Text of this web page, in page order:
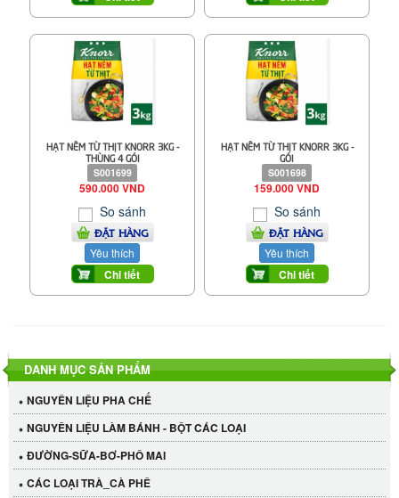
HẠT NÊM TỪ THỊT KNORR 3KG -
THÙNG 4 GÓI
S001699
590.000 VND
So sánh
ĐẶT HÀNG
Yêu thích
Chi tiết
HẠT NÊM TỪ THỊT KNORR 3KG -
GÓI
S001698
159.000 VND
So sánh
ĐẶT HÀNG
Yêu thích
Chi tiết
DANH MỤC SẢN PHẨM
NGUYÊN LIỆU PHA CHẾ
NGUYÊN LIỆU LÀM BÁNH - BỘT CÁC LOẠI
ĐƯỜNG-SỮA-BƠ-PHÔ MAI
CÁC LOẠI TRÀ_CÀ PHÊ